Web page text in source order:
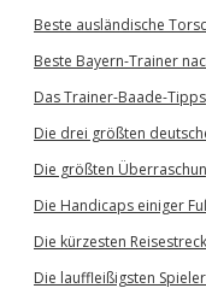
Beste ausländische
Beste Bayern-Trainer
Das Trainer-Baade-
Die drei größten
Die größten
Die Handicaps einiger
Die kürzesten
Die lauffleißigsten